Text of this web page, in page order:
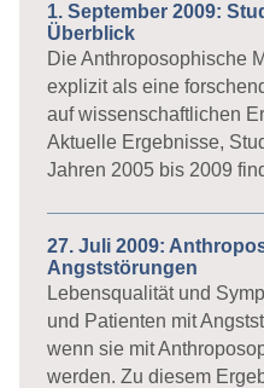
1. September 2009:
Überblick
Die Anthroposophische
explizit als eine
auf wissenschaftlichen
Aktuelle Ergebnisse,
Jahren 2005 bis 2009
27. Juli 2009:
Angststörungen
Lebensqualität und
und Patienten mit
wenn sie mit
werden. Zu diesem